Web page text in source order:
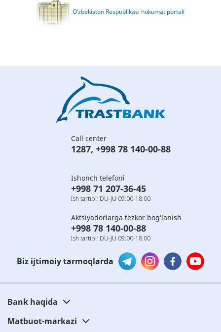
O‘zbekiston Respublikasi hukumat portali
Call center
1287, +998 78 140-00-88
Ishonch telefoni
+998 71 207-36-45
Ish tartibi: DU-JU 09:00-18:00
Aktsiyadorlarga tezkor bog'lanish
+998 78 140-00-88
Ish tartibi: DU-JU 09:00-18:00
Biz ijtimoiy tarmoqlarda
Bank haqida
Matbuot-markazi